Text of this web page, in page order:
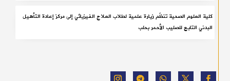
كلية العلوم الصحية تنظّم زيارة علمية لطلاب العلاج الفيزيائي إلى مركز إعادة التأهيل
البدني التابع للصليب الأحمر بحلب